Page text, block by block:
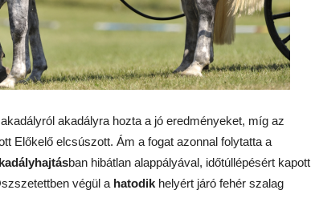
akadályról akadályra hozta a jó eredményeket, míg az
Előkelő elcsúszott. Ám a fogat azonnal folytatta a
ban hibátlan alappályával, időtúllépésért kapott
végül a hatodik helyért járó fehér szalag